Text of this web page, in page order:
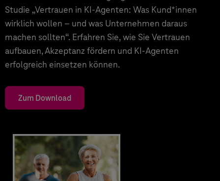
Studie „Vertrauen in KI-Agenten: Was Kund*innen
wirklich wollen – und was Unternehmen daraus
machen sollten“. Erfahren Sie, wie Sie Vertrauen
aufbauen, Akzeptanz fördern und KI-Agenten
erfolgreich einsetzen können.
Zum Download